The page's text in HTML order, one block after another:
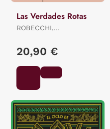
Las Verdades Rotas
ROBECCHI,
20,90 €